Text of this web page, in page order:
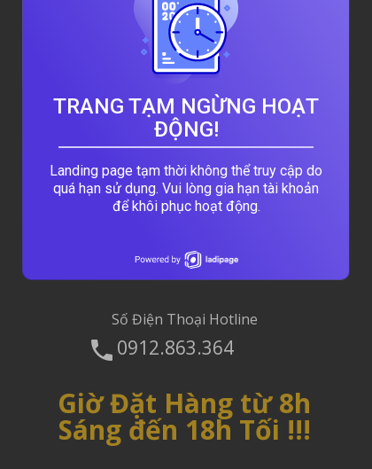
Rossy Việt Nam Hiện
Hỗ Trợ Giao Hàng
Toàn Quốc
Nhằm đáp ứng nhu cầu mua sắm của
khách hàng trên cả nước Rossy Việt
Nam Hiện hỗ trợ chuyển hàng đảm bảo
thông qua các kênh vận chuyển hàng
uy tín.Liên hệ với chúng tôi ngay để biết
thêm thông tin về chương trình này
.Cảm ơn quý khách hàng đã theo dõi và
đồng hành với Rossy Việt Nam
Số Điện Thoại Hotline
0912.863.364
Giờ Đặt Hàng từ 8h
Sáng đến 18h Tối !!!
TRANG TẠM NGỪNG HOẠT
ĐỘNG!
Landing page tạm thời không thể truy cập do
quá hạn sử dụng. Vui lòng gia hạn tài khoản
để khôi phục hoạt động.